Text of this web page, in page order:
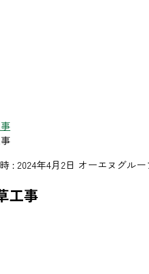
: 2024年4月2日 オーエヌグルー
工事